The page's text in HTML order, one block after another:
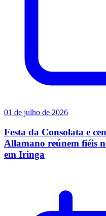
01 de julho de 2026
Festa da Consolata e
Allamano reúnem fiéis
em Iringa